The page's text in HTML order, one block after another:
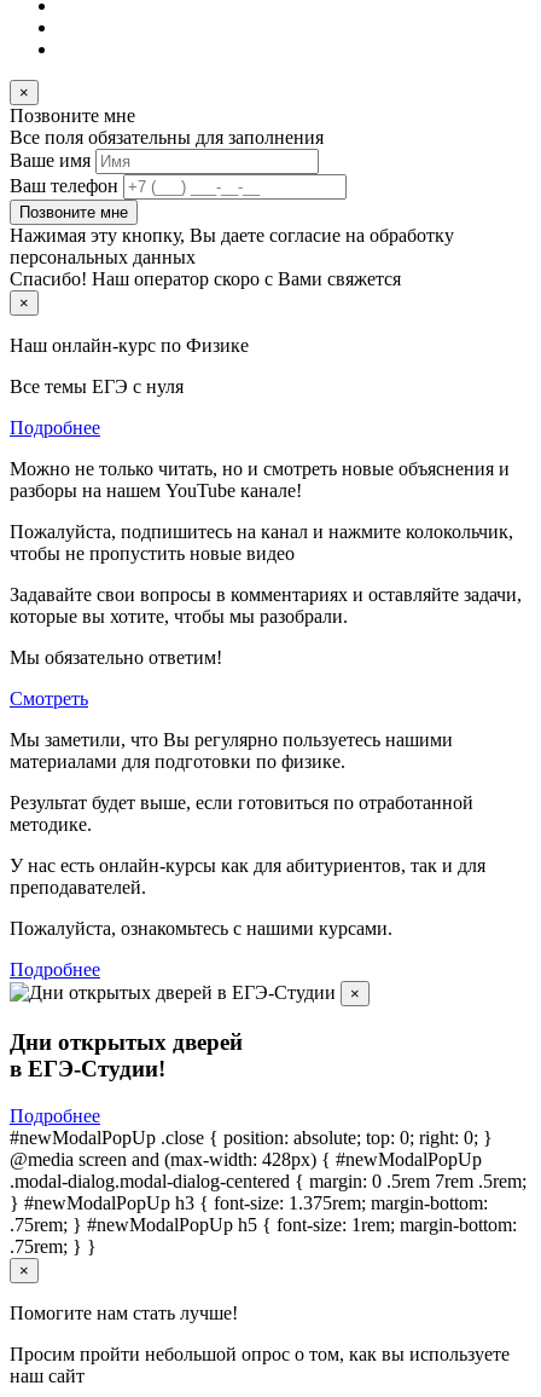
×
Позвоните мне
Все поля обязательны для заполнения
Ваше имя
Ваш телефон
Позвоните мне
Нажимая эту кнопку, Вы даете согласие на обработку
персональных данных
Спасибо! Наш оператор скоро с Вами свяжется
×
Наш онлайн-курс по Физике
Все темы ЕГЭ с нуля
Подробнее
Можно не только читать, но и смотреть новые объяснения и
разборы на нашем YouTube канале!
Пожалуйста, подпишитесь на канал и нажмите колокольчик,
чтобы не пропустить новые видео
Задавайте свои вопросы в комментариях и оставляйте задачи,
которые вы хотите, чтобы мы разобрали.
Мы обязательно ответим!
Смотреть
Мы заметили, что Вы регулярно пользуетесь нашими
материалами для подготовки по физике.
Результат будет выше, если готовиться по отработанной
методике.
У нас есть онлайн-курсы как для абитуриентов, так и для
преподавателей.
Пожалуйста, ознакомьтесь с нашими курсами.
Подробнее
×
Дни открытых дверей
в ЕГЭ-Студии!
Подробнее
#newModalPopUp .close { position: absolute; top: 0; right: 0; }
@media screen and (max-width: 428px) { #newModalPopUp
.modal-dialog.modal-dialog-centered { margin: 0 .5rem 7rem .5rem;
} #newModalPopUp h3 { font-size: 1.375rem; margin-bottom:
.75rem; } #newModalPopUp h5 { font-size: 1rem; margin-bottom:
.75rem; } }
×
Помогите нам стать лучше!
Просим пройти небольшой опрос о том, как вы используете
наш сайт